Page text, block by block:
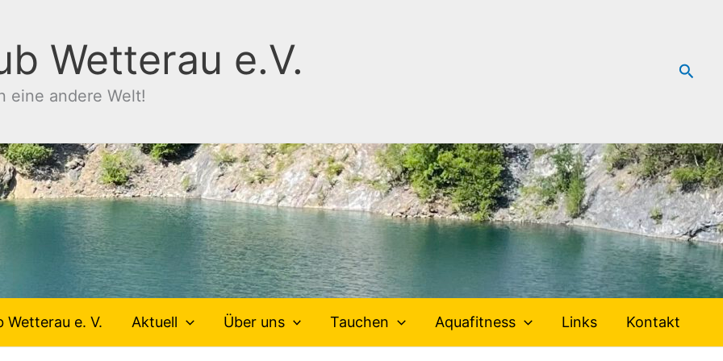
Wetterau e.V.
eine andere Welt!
Wetterau e. V. Aktuell Über uns Tauchen Aquafitness Links Kontakt